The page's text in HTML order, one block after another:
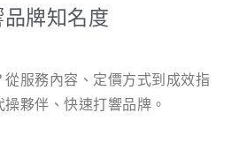
牌知名度
服務內容、定價方式到成效指
夥伴、快速打響品牌。